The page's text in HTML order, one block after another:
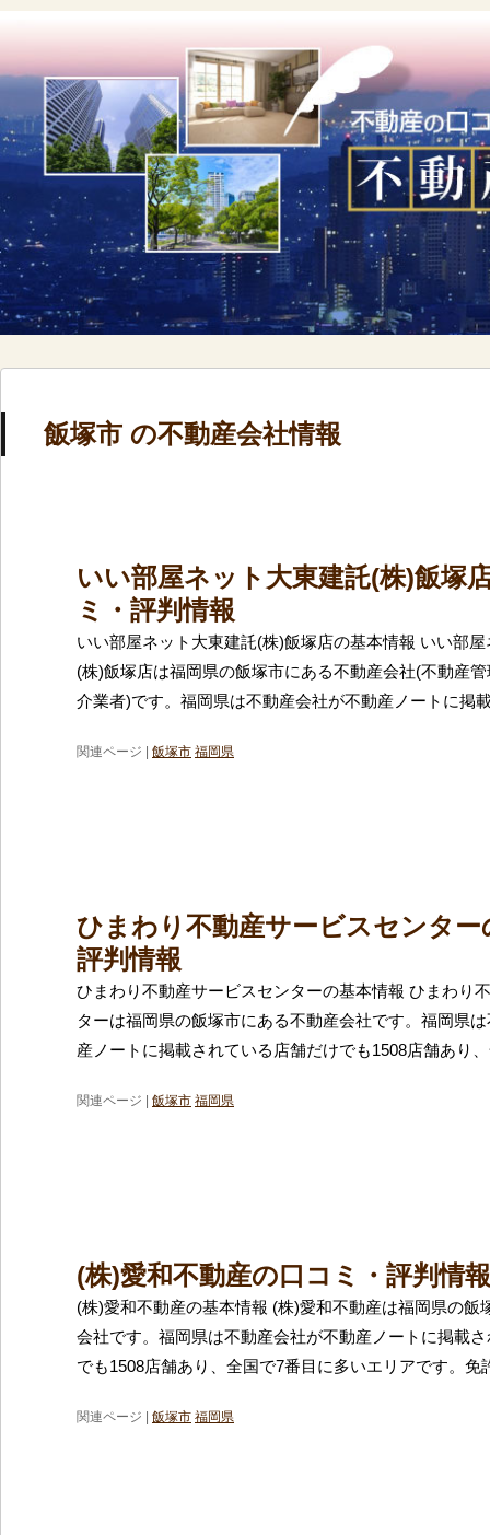
飯塚市 の不動産会社情報
いい部屋ネット大東建託(株)飯塚
ミ・評判情報
いい部屋ネット大東建託(株)飯塚店の基本情報 いい部
(株)飯塚店は福岡県の飯塚市にある不動産会社(不動産
介業者)です。福岡県は不動産会社が不動産ノートに掲
関連ページ | 飯塚市 福岡県
ひまわり不動産サービスセンター
評判情報
ひまわり不動産サービスセンターの基本情報 ひまわり
ターは福岡県の飯塚市にある不動産会社です。福岡県
産ノートに掲載されている店舗だけでも1508店舗あり
関連ページ | 飯塚市 福岡県
(株)愛和不動産の口コミ・評判情報
(株)愛和不動産の基本情報 (株)愛和不動産は福岡県の飯
会社です。福岡県は不動産会社が不動産ノートに掲載
でも1508店舗あり、全国で7番目に多いエリアです。免
関連ページ | 飯塚市 福岡県